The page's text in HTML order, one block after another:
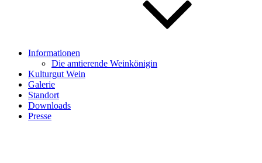
Informationen
Die amtierende Weinkönigin
Kulturgut Wein
Galerie
Standort
Downloads
Presse